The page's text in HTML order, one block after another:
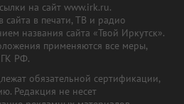
на сайт www.irk.ru.
сайта в печати, ТВ и радио
названия сайта «Твой Иркутск».
применяются все меры,
ГК РФ.
обязательной сертификации,
Редакция не несет